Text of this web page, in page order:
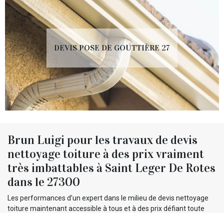
DEVIS POSE DE GOUTTIÈRE 27
Brun Luigi pour les travaux de devis
nettoyage toiture à des prix vraiment
très imbattables à Saint Leger De Rotes
dans le 27300
Les performances d’un expert dans le milieu de devis nettoyage
toiture maintenant accessible à tous et à des prix défiant toute